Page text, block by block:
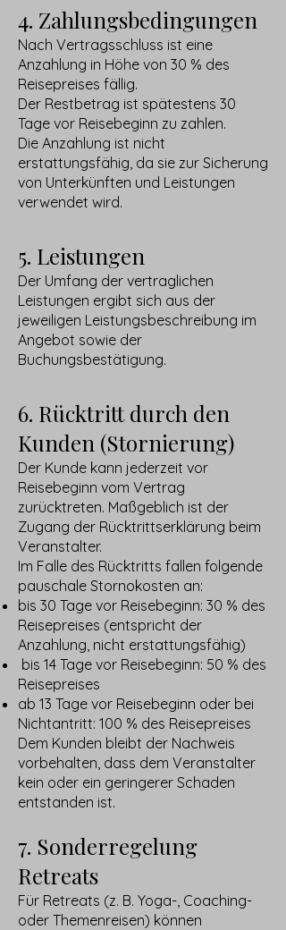
4. Zahlungsbedingungen
Nach Vertragsschluss ist eine
Anzahlung in Höhe von 30 % des
Reisepreises fällig.
Der Restbetrag ist spätestens 30
Tage vor Reisebeginn zu zahlen.
Die Anzahlung ist nicht
erstattungsfähig, da sie zur Sicherung
von Unterkünften und Leistungen
verwendet wird.
5. Leistungen
Der Umfang der vertraglichen
Leistungen ergibt sich aus der
jeweiligen Leistungsbeschreibung im
Angebot sowie der
Buchungsbestätigung.
6. Rücktritt durch den
Kunden (Stornierung)
Der Kunde kann jederzeit vor
Reisebeginn vom Vertrag
zurücktreten. Maßgeblich ist der
Zugang der Rücktrittserklärung beim
Veranstalter.
Im Falle des Rücktritts fallen folgende
pauschale Stornokosten an:
bis 30 Tage vor Reisebeginn: 30 % des
Reisepreises (entspricht der
Anzahlung, nicht erstattungsfähig)
bis 14 Tage vor Reisebeginn: 50 % des
Reisepreises
ab 13 Tage vor Reisebeginn oder bei
Nichtantritt: 100 % des Reisepreises
Dem Kunden bleibt der Nachweis
vorbehalten, dass dem Veranstalter
kein oder ein geringerer Schaden
entstanden ist.
7. Sonderregelung
Retreats
Für Retreats (z. B. Yoga-, Coaching-
oder Themenreisen) können